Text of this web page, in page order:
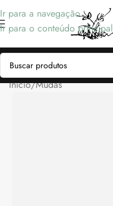
Ir para a navegação
Ir para o conteúdo principal
Início/Mudas